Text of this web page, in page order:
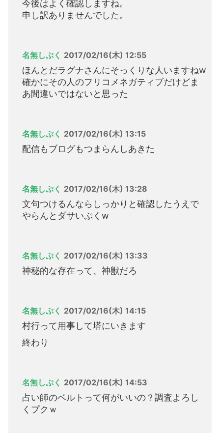
今後はよく確認しますね。
申し訳ありませんでした。
名無しぷく 2017/02/16(木) 12:55
ほんとだラグナさんにそっくりな人いますねw
確かにその人のフリコメネガティブだけどま
あ間違いではないと思った
名無しぷく 2017/02/16(木) 13:15
配信もブログもつまらんしあきた
名無しぷく 2017/02/16(木) 13:28
文句つけるんならしっかりと確認したうえで
やらんとダサいぷくw
名無しぷく 2017/02/16(木) 13:33
神秘的な存在って、神獣だろ
名無しぷく 2017/02/16(木) 14:15
村行って用事して塔にいきます
終わり
名無しぷく 2017/02/16(木) 14:53
占い師のベルトって何がいいの？調査よろし
くプクｗ